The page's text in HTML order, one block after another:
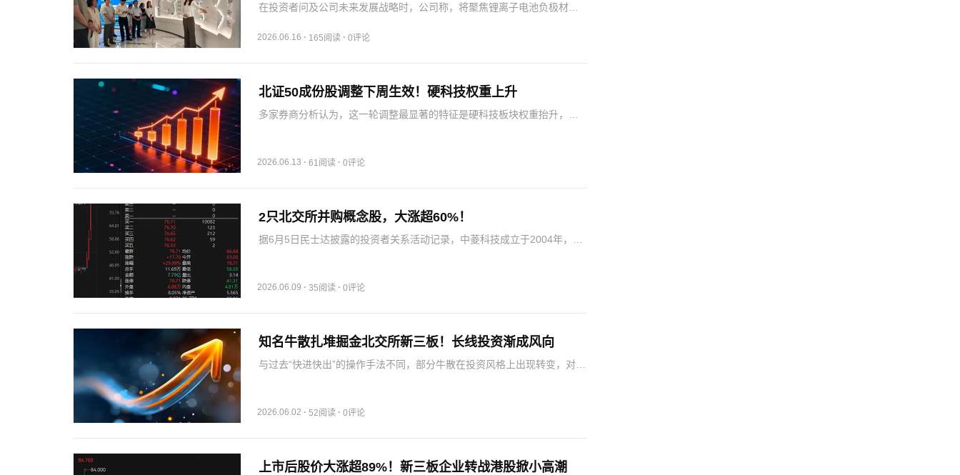
在投资者问及公司未来发展战略时，公司称，将聚焦锂离子电池负极材
生产力，依托AI+材料算力赋能研发、生产、制造与运营，深化绿色循环低
2026.06.16 · 165阅读 · 0评论
北证50成份股调整下周生效！硬科技权重上升
多家券商分析认为，这一轮调整最显著的特征是硬科技板块权重抬升，北
2026年…
2026.06.13 · 61阅读 · 0评论
2只北交所并购概念股，大涨超60%！
据6月5日民士达披露的投资者关系活动记录，中菱科技成立于2004年，主
约1.1…
2026.06.09 · 35阅读 · 0评论
知名牛散扎堆掘金北交所新三板！长线投资渐成风向
与过去“快进快出”的操作手法不同，部分牛散在投资风格上出现转变，对专
道形成广泛布…
2026.06.02 · 52阅读 · 0评论
上市后股价大涨超89%！新三板企业转战港股掀小高潮